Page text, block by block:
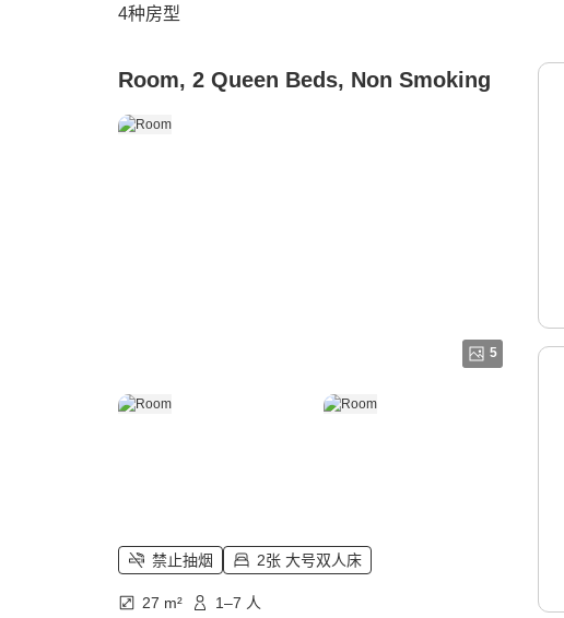
4种房型
Room, 2 Queen Beds, Non Smoking
5
禁止抽烟 2张 大号双人床
27 m² 1–7 人